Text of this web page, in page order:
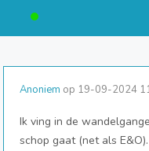
Anoniem op 19-09-2024
Ik ving in de
schop gaat (net als E&O).